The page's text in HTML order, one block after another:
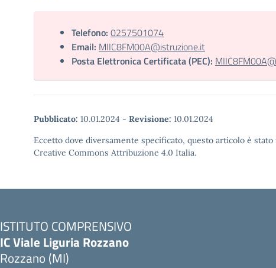
Telefono: 0257501074
Email: MIIC8FM00A@istruzione.it
Posta Elettronica Certificata (PEC):
Pubblicato: 10.01.2024 - Revisione: 10.01.2024
Eccetto dove diversamente specificato, questo articolo è
Creative Commons Attribuzione 4.0 Italia.
ISTITUTO COMPRENSIVO
IC Viale Liguria Rozzano
Rozzano (MI)